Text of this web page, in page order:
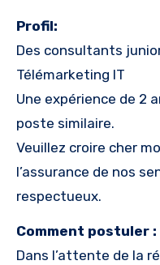
Profil:
Des consultants
Télémarketing IT
Une expérience de 2
poste similaire.
Veuillez croire cher
l’assurance de nos
respectueux.
Comment postuler :
Dans l’attente de la